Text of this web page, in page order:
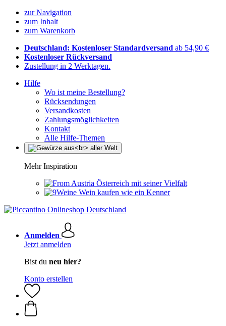
zur Navigation
zum Inhalt
zum Warenkorb
Deutschland: Kostenloser Standardversand ab 54,90 €
Kostenloser Rückversand
Zustellung in 2 Werktagen.
Hilfe
Wo ist meine Bestellung?
Rücksendungen
Versandkosten
Zahlungsmöglichkeiten
Kontakt
Alle Hilfe-Themen
Mehr Inspiration
Österreich mit seiner Vielfalt
Wein kaufen wie ein Kenner
Anmelden
Jetzt anmelden
Bist du neu hier?
Konto erstellen